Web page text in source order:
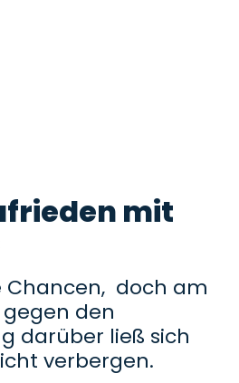
mit
Chancen, doch am
gegen den
darüber ließ sich
verbergen.